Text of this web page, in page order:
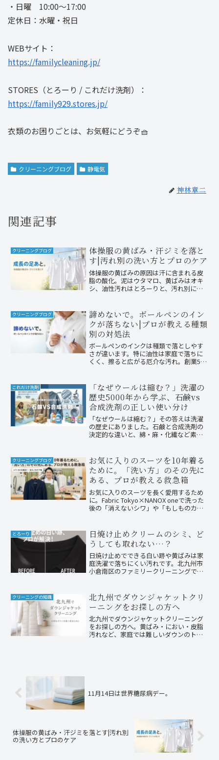
・日曜 10:00〜17:00
定休日：水曜・祝日
WEBサイト：
https://familycleaning.jp/
STORES（とろーり / これだけ洗剤）：
https://family929.stores.jp/
衣類のお困りごとは、お気軽にどうぞ🧺
クリーニングブログ 静電気
神林章二
関連記事
クリーニングブログ
体操服の黄ばみ・汗ジミを落と
す|汚れ別の洗い方とプロのケア
体操服の黄ばみの原因は汗に含まれる皮
脂の酸化。泥はウタマロ、黄ばみはオキ
シ、油性汚れはとろーりと、汚れ別に攻
グ(北九州小倉南区)が、黄ばみの科学、汚
れ別の落とし方、予防のコツ、プロのケ
アまで解説。
クリーニングブログ
諦めないで。ボールペンのイン
クが落ちない|プロが教える種類
別の対処法
ボールペンのインクは種類で落としやす
さが違います。特に油性は家庭で落ちに
くく、擦ると広がる厄介な汚れ。創業56
ク種類別の対処、落ちない理由、やって
はいけないNG、プロの染み抜き工程まで
解説。諦める前にご相談を。
これだけ洗剤
「なぜウールは縮む？」洗濯の
歴史5000年から学ぶ、石鹸vs
合成洗剤の正しい使い分け
「なぜウールは縮む？」その答えは洗濯
の歴史にありました。石鹸と合成洗剤の
決定的な違いと、綿・麻・化繊など素材
選びに迷いません。
クリーニングブログ
お気に入りのスーツを10年着る
ために。「洗い方」のその先に
ある、プロが教える救急箱
お気に入りのスーツを長く愛用するため
に。Fabric Tokyo×NANOX oneで洗った
後の「消えないシワ」や「もしものカ
るリセット術と、プロに任せるべき境界
線を知って、一生モノの一着を守りまし
ょう。
とろーり
日焼け止めクリームのシミ、ど
うしても取れない…？
日焼け止めでできる白い跡や黄ばみは家
庭洗濯で落ちにくい汚れです。北九州市
小倉南区のファミリークリーニングで
クリーニングの知識
北九州でダウンジャケットクリ
ーニングをお探しの方へ
北九州でダウンジャケットクリーニング
をお探しの方へ。黄ばみ・におい・皮脂
汚れなど、家庭では難しいダウンのトラ
11月14日は世界糖尿病デー。
体操服の黄ばみ・汗ジミを落とす|汚れ別
の洗い方とプロのケア